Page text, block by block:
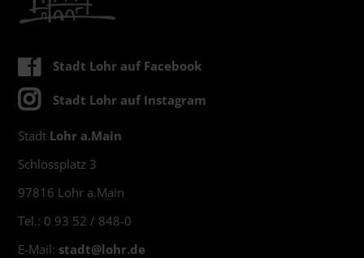
Stadt Lohr auf Facebook
Stadt Lohr auf Instagram
Stadt Lohr a.Main
Schlossplatz 3
97816 Lohr a.Main
Tel.: 0 93 52 / 848-0
E-Mail: stadt@lohr.de